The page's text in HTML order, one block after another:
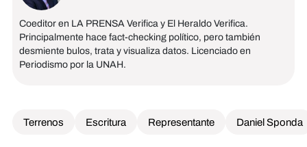
Coeditor en LA PRENSA Verifica y El Heraldo Verifica.
Principalmente hace fact-checking político, pero también
desmiente bulos, trata y visualiza datos. Licenciado en
Periodismo por la UNAH.
Terrenos Escritura Representante Daniel Sponda